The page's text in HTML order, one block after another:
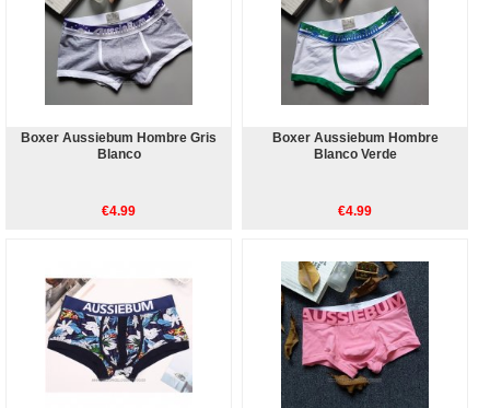
Boxer Aussiebum Hombre Gris
Blanco
€4.99
Boxer Aussiebum Hombre
Blanco Verde
€4.99